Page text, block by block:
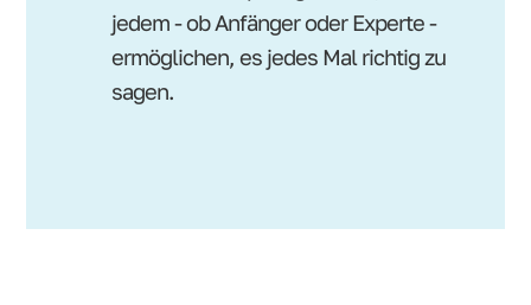
jedem - ob Anfänger oder Experte -
ermöglichen, es jedes Mal richtig zu
sagen.